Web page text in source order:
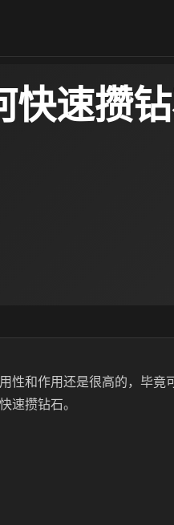
快速攒
性和作用还是很高的，毕竟
速攒钻石。